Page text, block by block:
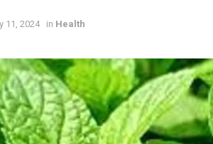
11, 2024 in Health